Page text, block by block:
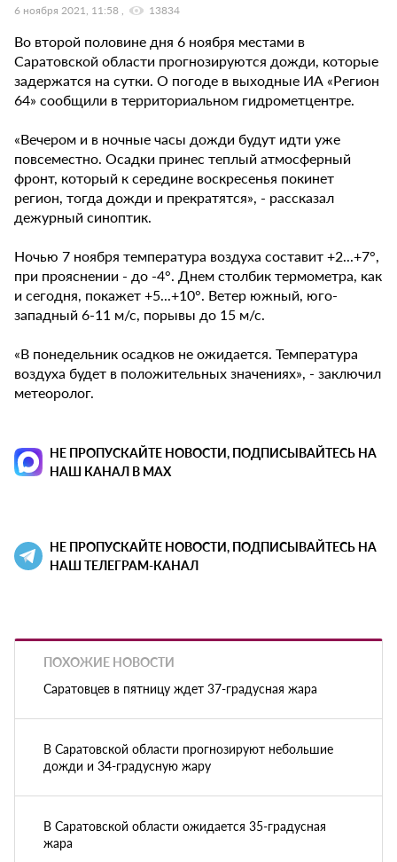
6 ноября 2021, 11:58 13834
Во второй половине дня 6 ноября местами в
Саратовской области прогнозируются дожди, которые
задержатся на сутки. О погоде в выходные ИА «Регион
64» сообщили в территориальном гидрометцентре.
«Вечером и в ночные часы дожди будут идти уже
повсеместно. Осадки принес теплый атмосферный
фронт, который к середине воскресенья покинет
регион, тогда дожди и прекратятся», - рассказал
дежурный синоптик.
Ночью 7 ноября температура воздуха составит +2...+7°,
при прояснении - до -4°. Днем столбик термометра, как
и сегодня, покажет +5...+10°. Ветер южный, юго-
западный 6-11 м/с, порывы до 15 м/с.
«В понедельник осадков не ожидается. Температура
воздуха будет в положительных значениях», - заключил
метеоролог.
НЕ ПРОПУСКАЙТЕ НОВОСТИ, ПОДПИСЫВАЙТЕСЬ НА
НАШ КАНАЛ В MAX
НЕ ПРОПУСКАЙТЕ НОВОСТИ, ПОДПИСЫВАЙТЕСЬ НА
НАШ ТЕЛЕГРАМ-КАНАЛ
ПОХОЖИЕ НОВОСТИ
Саратовцев в пятницу ждет 37-градусная жара
В Саратовской области прогнозируют небольшие
дожди и 34-градусную жару
В Саратовской области ожидается 35-градусная
жара